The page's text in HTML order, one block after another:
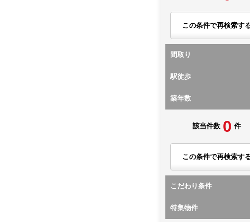
この条件で再検索す
間取り
駅徒歩
築年数
該当件数 0 件
この条件で再検索す
こだわり条件
特集物件